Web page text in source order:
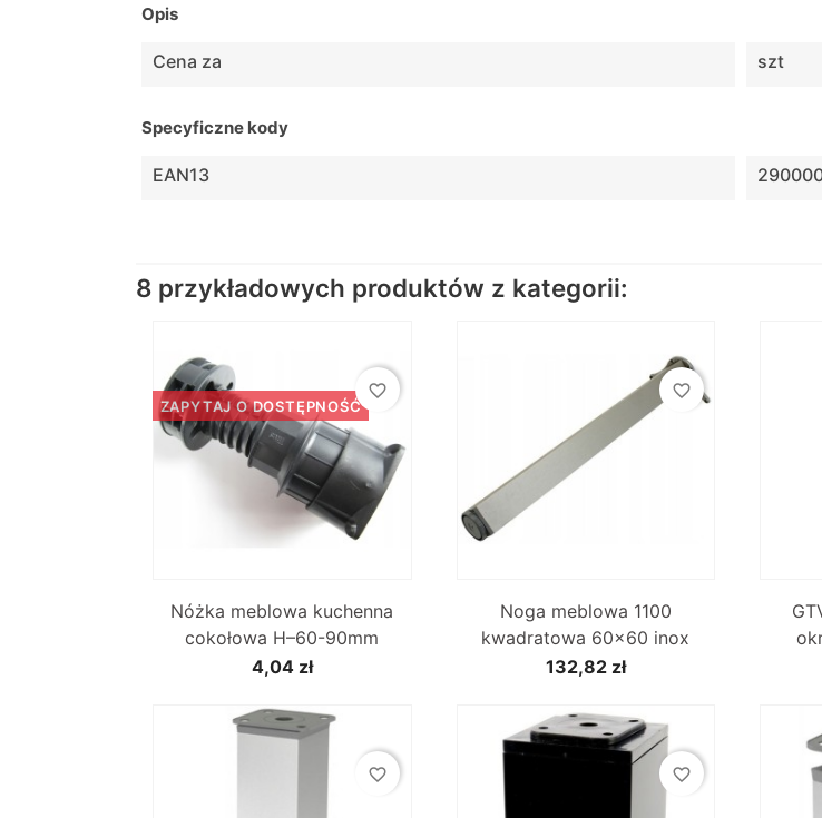
Opis
Cena za szt
Specyficzne kody
EAN13
8 przykładowych produktów z kategorii:
Nóżka meblowa kuchenna
cokołowa H–60-90mm
4,04 zł
ZAPYTAJ O DOSTĘPNOŚĆ
favorite_border
Noga meblowa 1100
kwadratowa 60x60 inox
132,82 zł
favorite_border
favorite_border favorite_border